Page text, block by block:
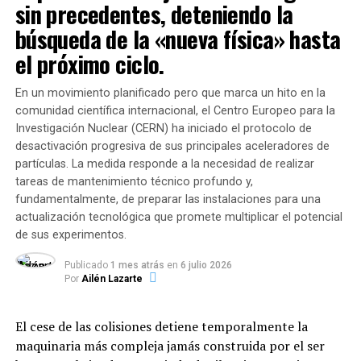
junto a la Universidad de Oxford sin retraso alguno.
La semana pasada, en ese marco, la jefa del Ejecutivo
comunitario, Ursula Von der Leyen, amenazó al
Gobierno británico de Boris Johnson con vetar las
exportaciones de vacunas hacia Reino Unido.
Este jueves, Von der Leyen llevará esta propuesta a los
jefes de Estado y de Gobierno de la UE que se reunirán
por videoconferencia para analizar los problemas que
enfrenta el bloque respecto a las campañas de
inmunización de cada país.
Profundo colapso sanitario en Brasil: más de 2.100
muertos promedio por día
voluntarios por su valiosa
entrega y dedicación al
salvar vidas. Venezuela
renacerá con el trabajo de
todos”, manifestó a través
de sus redes sociales el
presidente de la Asamblea
Nacional, Jorge Rodríguez.
Actualmente,
albergadas en 107 campamentos transitorios
Fronteras (MSF)advirtió que unas 6.000 personas
continúan durmiendo a la intemperie en la vía pública
sin precedentes, deteniendo la
búsqueda de la «nueva física» hasta
el próximo ciclo.
En un movimiento planificado pero que marca un hito en la
comunidad científica internacional, el Centro Europeo para la
Investigación Nuclear (CERN) ha iniciado el protocolo de
desactivación progresiva de sus principales aceleradores de
partículas. La medida responde a la necesidad de realizar
tareas de mantenimiento técnico profundo y,
fundamentalmente, de preparar las instalaciones para una
actualización tecnológica que promete multiplicar el potencial
de sus experimentos.
Publicado 1 mes atrás en 6 julio 2026
Por Ailén Lazarte
El cese de las colisiones detiene temporalmente la
maquinaria más compleja jamás construida por el ser